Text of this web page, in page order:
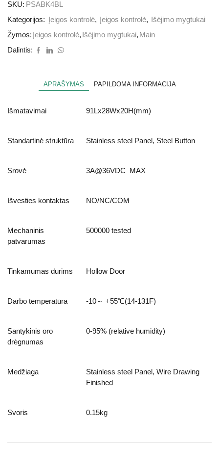
SKU: PSABK4BL
Kategorijos:
Įeigos kontrolė, Įeigos kontrolė,
Išėjimo mygtukai
Žymos: Įeigos kontrolė, Išėjimo mygtukai, Main
Dalintis:
APRAŠYMAS PAPILDOMA INFORMACIJA
Išmatavimai 91Lx28Wx20H(mm)
Standartinė struktūra Stainless steel Panel, Steel Button
Srovė 3A@36VDC MAX
Išvesties kontaktas NO/NC/COM
Mechaninis
patvarumas
500000 tested
Tinkamumas durims Hollow Door
Darbo temperatūra -10～ +55℃(14-131F)
Santykinis oro
drėgnumas
0-95% (relative humidity)
Medžiaga
Stainless steel Panel, Wire Drawing
Finished
Svoris 0.15kg